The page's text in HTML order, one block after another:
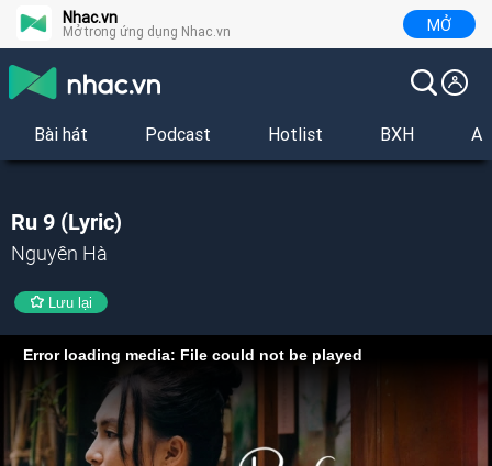
Nhac.vn
Mở trong ứng dụng Nhac.vn MỞ
Bài hát Podcast Hotlist BXH
Ru 9 (Lyric)
Nguyên Hà
Lưu lại
Error loading media: File could not be played